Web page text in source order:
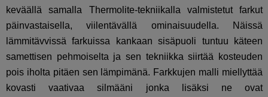
keväällä samalla Thermolite-tekniikalla valmistetut farkut
päinvastaisella, viilentävällä ominaisuudella. Näissä
lämmitävvissä farkuissa kankaan sisäpuoli tuntuu käteen
samettisen pehmoiselta ja sen tekniikka siirtää kosteuden
pois iholta pitäen sen lämpimänä. Farkkujen malli miellyttää
kovasti vaativaa silmääni jonka lisäksi ne ovat